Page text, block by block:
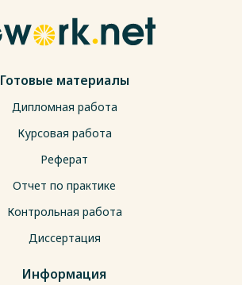
Готовые материалы
Дипломная работа
Курсовая работа
Реферат
Отчет по практике
Контрольная работа
Диссертация
Информация